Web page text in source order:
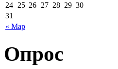
« Мар
24 25 26 27 28 29 30
31
Опрос